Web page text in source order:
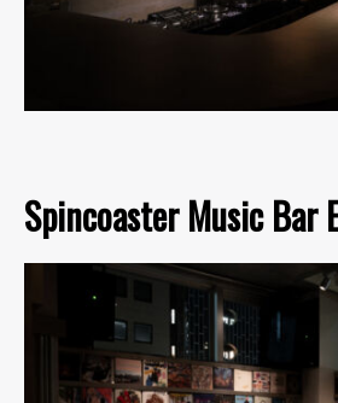
Spincoaster Music Bar